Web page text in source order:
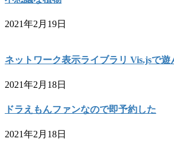
2021年2月19日
ネットワーク表示ライブラリ Vis.jsで遊
2021年2月18日
ドラえもんファンなので即予約した
2021年2月18日